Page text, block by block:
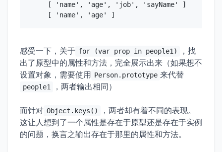
[ 'name', 'age', 'job', 'sayName' ]
感受一下，关于 for (var prop in people1)
，找
出了原型中的属性和方法，完全展示出来（如果想不
设置对象，需要使用 Person.prototype 来代替
people1 ，两者输出相同）
而针对 Object.keys()
，两者却有着不同的表现。
这让人想到了一个属性是存在于原型还是存在于实例
的问题，换言之输出存在于那里的属性和方法。